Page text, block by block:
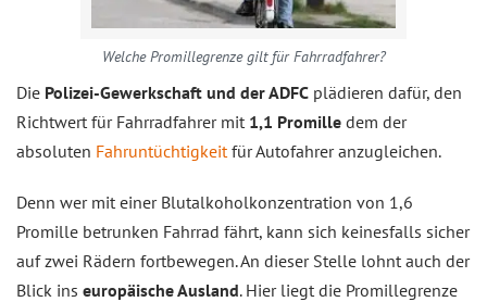
Welche Promillegrenze gilt für Fahrradfahrer?
Die Polizei-Gewerkschaft und der ADFC plädieren dafür, den
Richtwert für Fahrradfahrer mit 1,1 Promille dem der
absoluten Fahruntüchtigkeitfür Autofahrer anzugleichen.
Denn wer mit einer Blutalkoholkonzentration von 1,6
Promille betrunken Fahrrad fährt, kann sich keinesfalls sicher
auf zwei Rädern fortbewegen. An dieser Stelle lohnt auch der
Blick ins europäische Ausland. Hier liegt die Promillegrenze